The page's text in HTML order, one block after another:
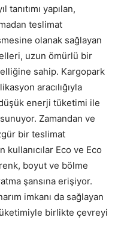
tanıtımı yapılan,
teslimat
olanak sağlayan
uzun ömürlü bir
sahip. Kargopark
aracılığıyla
enerji tüketimi ile
Zamandan ve
bir teslimat
Eco ve Eco
boyut ve bölme
şansına erişiyor.
imkanı da sağlayan
birlikte çevreyi